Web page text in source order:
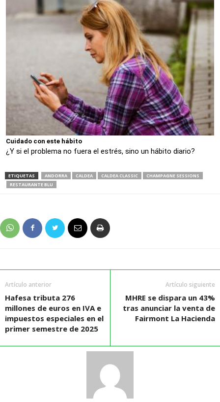
Cuidado con este hábito
¿Y si el problema no fuera el estrés, sino un hábito diario?
ETIQUETAS ANDORRA CALDEA CALDEA CLASSIC
CHAMPAGNE SESSIONS
RESTAURANTE BLU
Artículo anterior
Hafesa tributa 276
millones de euros en IVA e
impuestos especiales en el
primer semestre de 2025
Artículo siguiente
MHRE se dispara un 43%
tras anunciar la venta de
Fairmont La Hacienda